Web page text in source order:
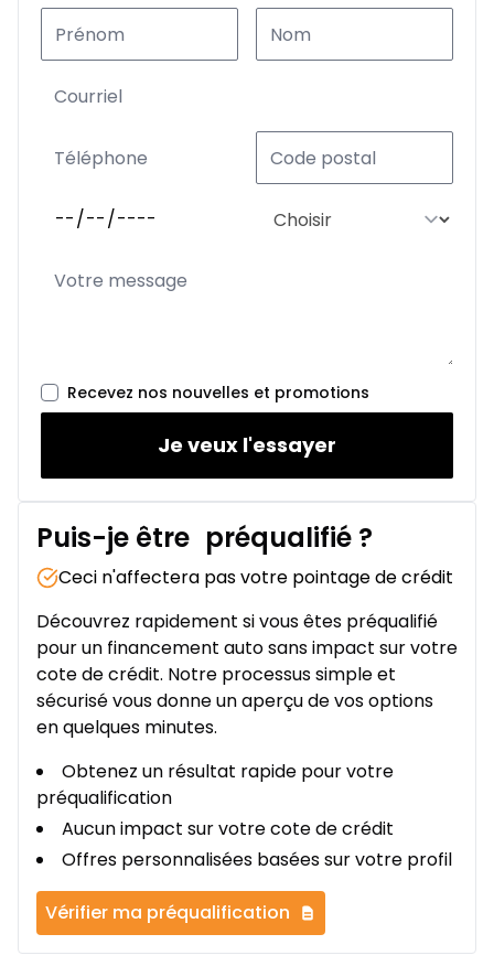
Recevez nos nouvelles et promotions
Je veux l'essayer
Puis-je être préqualifié ?
Ceci n'affectera pas votre pointage de crédit
Découvrez rapidement si vous êtes préqualifié
pour un financement auto sans impact sur votre
cote de crédit. Notre processus simple et
sécurisé vous donne un aperçu de vos options
en quelques minutes.
Obtenez un résultat rapide pour votre
préqualification
Aucun impact sur votre cote de crédit
Offres personnalisées basées sur votre profil
Vérifier ma préqualification